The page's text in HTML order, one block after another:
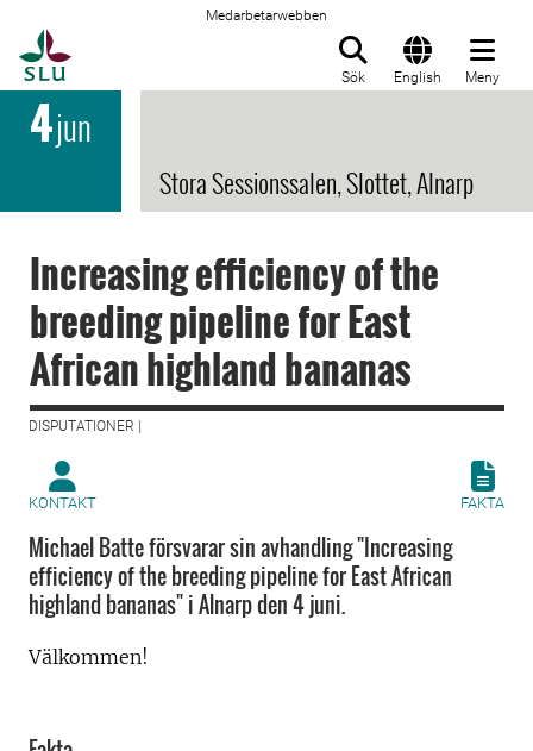
Medarbetarwebben
Sök English Meny
4jun
Stora Sessionssalen, Slottet, Alnarp
Increasing efficiency of the
breeding pipeline for East
African highland bananas
DISPUTATIONER |
KONTAKT FAKTA
Michael Batte försvarar sin avhandling "Increasing
efficiency of the breeding pipeline for East African
highland bananas" i Alnarp den 4 juni.
Välkommen!